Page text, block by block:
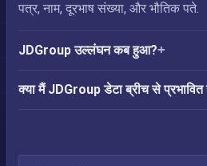
पत्र, नाम, दूरभाष संख्या, और भौतिक पते.
JDGroup उल्लंघन कब हुआ?
क्या मैं JDGroup डेटा ब्रीच से प्रभावित